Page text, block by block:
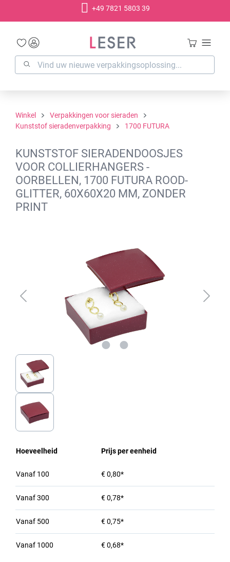
+49 7821 5803 39
Winkel
Verpakkingen voor sieraden
Kunststof sieradenverpakking
1700 FUTURA
KUNSTSTOF SIERADENDOOSJES
VOOR COLLIERHANGERS -
OORBELLEN, 1700 FUTURA ROOD-
GLITTER, 60X60X20 MM, ZONDER
PRINT
Hoeveelheid Prijs per eenheid
Vanaf 100 € 0,80*
Vanaf300 € 0,78*
Vanaf 500 € 0,75*
Vanaf 1000 € 0,68*